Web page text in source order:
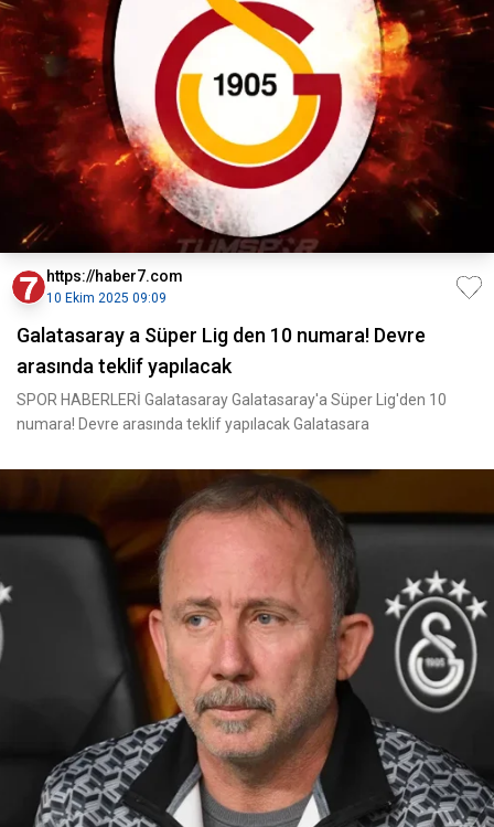
https://haber7.com
10 Ekim 2025 09:09
Galatasaray a Süper Lig den 10 numara! Devre
arasında teklif yapılacak
SPOR HABERLERİ Galatasaray Galatasaray'a Süper Lig'den 10
numara! Devre arasında teklif yapılacak Galatasara